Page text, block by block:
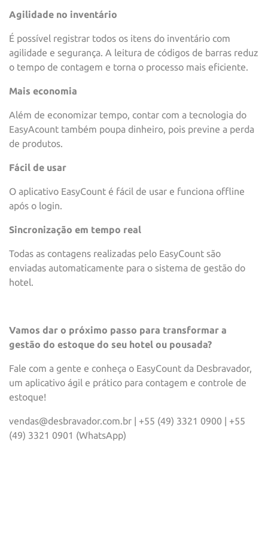
Agilidade no inventário
É possível registrar todos os itens do inventário com
agilidade e segurança. A leitura de códigos de barras reduz
o tempo de contagem e torna o processo mais eficiente.
Mais economia
Além de economizar tempo, contar com a tecnologia do
EasyAcount também poupa dinheiro, pois previne a perda
de produtos.
Fácil de usar
O aplicativo EasyCount é fácil de usar e funciona offline
após o login.
Sincronização em tempo real
Todas as contagens realizadas pelo EasyCount são
enviadas automaticamente para o sistema de gestão do
hotel.
Vamos dar o próximo passo para transformar a
gestão do estoque do seu hotel ou pousada?
Fale com a gente e conheça o EasyCount da Desbravador,
um aplicativo ágil e prático para contagem e controle de
estoque!
vendas@desbravador.com.br | +55 (49) 3321 0900 | +55
(49) 3321 0901 (WhatsApp)